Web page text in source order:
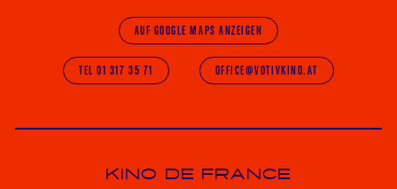
AUF GOOGLE MAPS ANZEIGEN
TEL 01 317 35 71 OFFICE@VOTIVKINO.AT
KINO DE FRANCE